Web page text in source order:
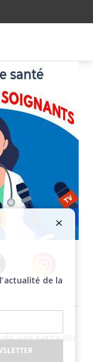
Instagram
une petite fille
grâce à un
des enfants en
?
de la